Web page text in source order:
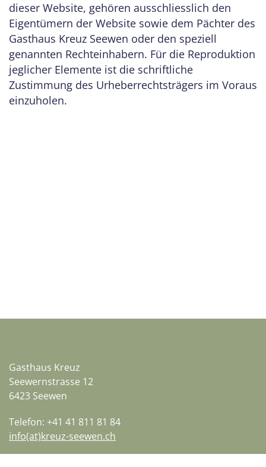
dieser Website, gehören ausschliesslich den
Eigentümern der Website sowie dem Pächter des
Gasthaus Kreuz Seewen oder den speziell
genannten Rechteinhabern. Für die Reproduktion
jeglicher Elemente ist die schriftliche
Zustimmung des Urheberrechtsträgers im Voraus
einzuholen.
Gasthaus Kreuz
Seewernstrasse 12
6423 Seewen
Telefon: +41 41 811 81 84
info(at)kreuz-seewen.ch